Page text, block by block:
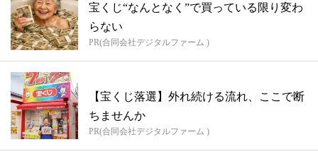
宝くじ“なんとなく”で買っている限り変わ
らない
PR(合同会社デジタルファーム )
【宝くじ落選】外れ続ける流れ、ここで断
ちませんか
PR(合同会社デジタルファーム )